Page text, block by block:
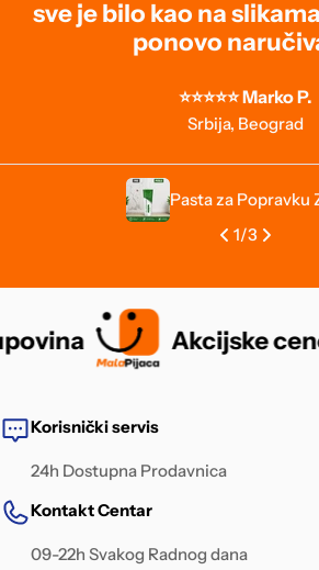
sve je bilo kao na
ponovo
⭐⭐⭐⭐⭐ Marko P.
Srbija, Beograd
Pasta za Popravku
1/3
Akcijske cene
Korisnički servis
24h Dostupna Prodavnica
Kontakt Centar
09-22h Svakog Radnog dana